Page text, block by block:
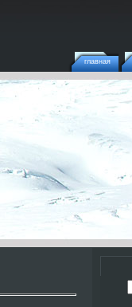
главная